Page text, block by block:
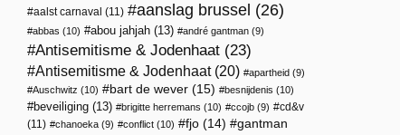
aalst carnaval (11) aanslag brussel (26)
abbas (10) abou jahjah (13) andré gantman (9)
Antisemitisme & Jodenhaat (23)
Antisemitisme & Jodenhaat(20) apartheid (9)
Auschwitz (10) bart de wever (15) besnijdenis (10)
beveiliging (13) brigitte herremans (10) ccojb (9)
cd&v
(11)
chanoeka (9) conflict (10) fjo (14) gantman